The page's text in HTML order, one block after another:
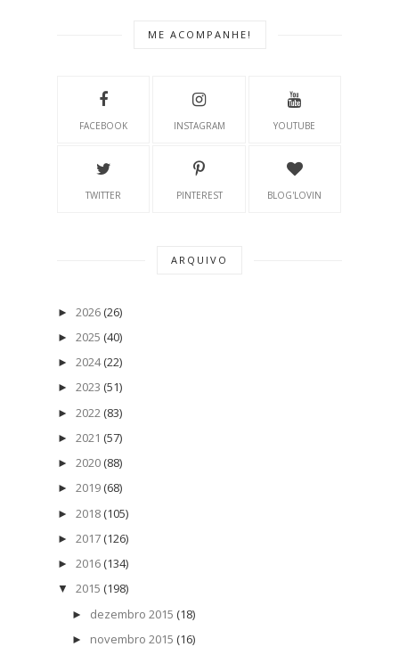
ME ACOMPANHE!
FACEBOOK INSTAGRAM YOUTUBE
TWITTER PINTEREST BLOG'LOVIN
ARQUIVO
► 2026 (26)
► 2025 (40)
► 2024 (22)
► 2023 (51)
► 2022 (83)
► 2021 (57)
► 2020 (88)
► 2019 (68)
► 2018 (105)
► 2017 (126)
► 2016 (134)
▼ 2015 (198)
► dezembro 2015 (18)
► novembro 2015 (16)